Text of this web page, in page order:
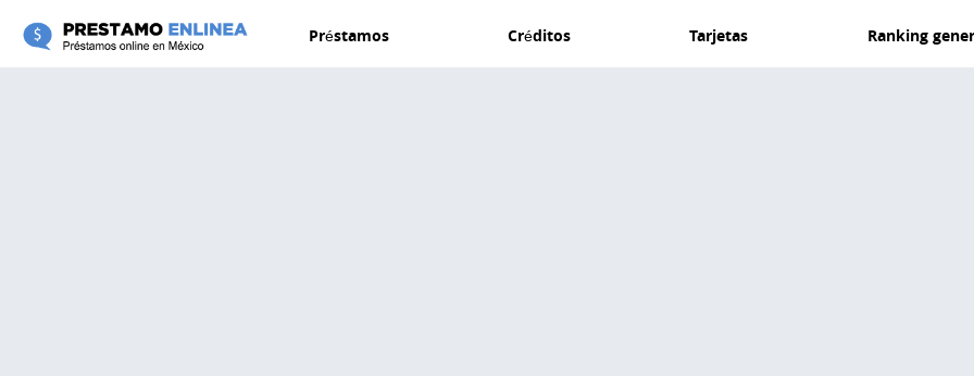
Préstamos Créditos Tarjetas Ranking